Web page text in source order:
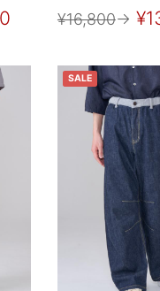
¥16,800→
SALE